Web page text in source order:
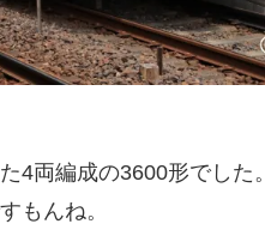
4両編成の3600形でした。
もんね。